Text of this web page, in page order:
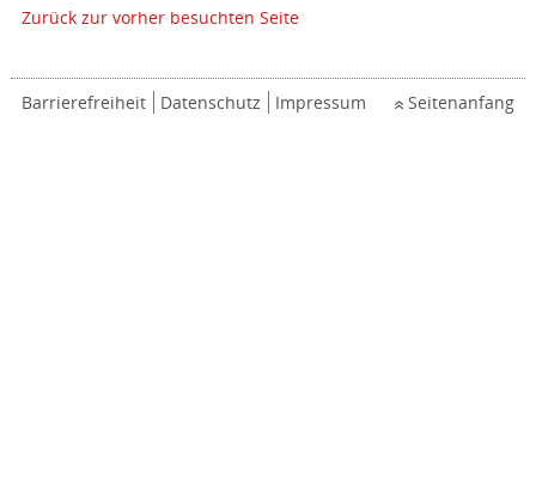
Zurück zur vorher besuchten Seite
Barrierefreiheit Datenschutz Impressum Seitenanfang